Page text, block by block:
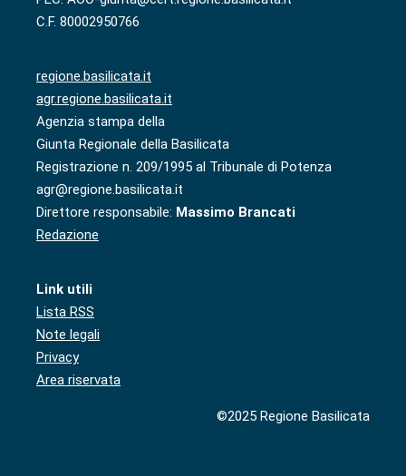
C.F. 80002950766
regione.basilicata.it
agr.regione.basilicata.it
Agenzia stampa della
Giunta Regionale della Basilicata
Registrazione n. 209/1995 al Tribunale di Potenza
agr@regione.basilicata.it
Direttore responsabile: Massimo Brancati
Redazione
Link utili
Lista RSS
Note legali
Privacy
Area riservata
©2025 Regione Basilicata